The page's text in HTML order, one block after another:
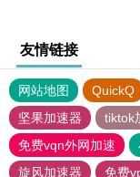
友情链接
网站地图 QuickQ
坚果加速器
tiktok
免费vqn外网加速
旋风加速器
免费